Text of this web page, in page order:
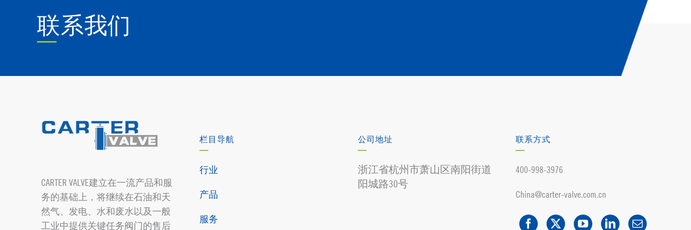
联系我们
CARTER VALVE建立在一流产品和服
务的基础上，将继续在石油和天
然气、发电、水和废水以及一般
工业中提供关键任务阀门的售后
栏目导航
行业
产品
服务
公司地址
浙江省杭州市萧山区南阳街道
阳城路30号
联系方式
400-998-3976
China@carter-valve.com.cn